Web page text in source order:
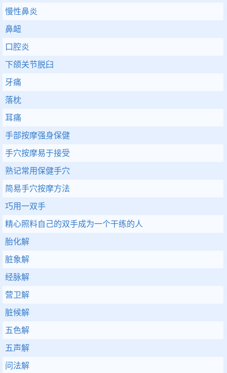
慢性鼻炎
鼻衄
口腔炎
下颌关节脱臼
牙痛
落枕
耳痛
手部按摩强身保健
手穴按摩易于接受
熟记常用保健手穴
简易手穴按摩方法
巧用一双手
精心照料自己的双手成为一个干练的人
胎化解
脏象解
经脉解
营卫解
脏候解
五色解
五声解
问法解